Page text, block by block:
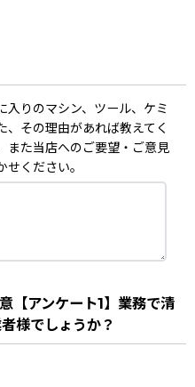
入りのマシン、ツール、ケミ
、その理由があれば教えてく
また当店へのご要望・ご意見
せください。
【アンケート1】業務で清
様でしょうか？